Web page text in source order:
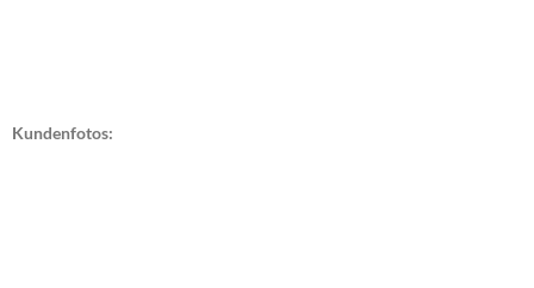
Kundenfotos: